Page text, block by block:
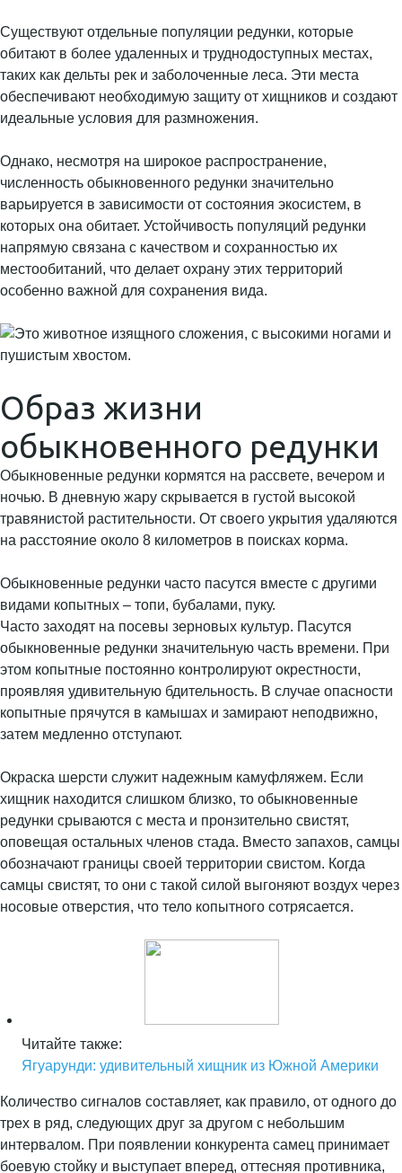
Существуют отдельные популяции редунки, которые
обитают в более удаленных и труднодоступных местах,
таких как дельты рек и заболоченные леса. Эти места
обеспечивают необходимую защиту от хищников и создают
идеальные условия для размножения.
Однако, несмотря на широкое распространение,
численность обыкновенного редунки значительно
варьируется в зависимости от состояния экосистем, в
которых она обитает. Устойчивость популяций редунки
напрямую связана с качеством и сохранностью их
местообитаний, что делает охрану этих территорий
особенно важной для сохранения вида.
Образ жизни
обыкновенного редунки
Обыкновенные редунки кормятся на рассвете, вечером и
ночью. В дневную жару скрывается в густой высокой
травянистой растительности. От своего укрытия удаляются
на расстояние около 8 километров в поисках корма.
Обыкновенные редунки часто пасутся вместе с другими
видами копытных – топи, бубалами, пуку.
Часто заходят на посевы зерновых культур. Пасутся
обыкновенные редунки значительную часть времени. При
этом копытные постоянно контролируют окрестности,
проявляя удивительную бдительность. В случае опасности
копытные прячутся в камышах и замирают неподвижно,
затем медленно отступают.
Окраска шерсти служит надежным камуфляжем. Если
хищник находится слишком близко, то обыкновенные
редунки срываются с места и пронзительно свистят,
оповещая остальных членов стада. Вместо запахов, самцы
обозначают границы своей территории свистом. Когда
самцы свистят, то они с такой силой выгоняют воздух через
носовые отверстия, что тело копытного сотрясается.
Читайте также:
Ягуарунди: удивительный хищник из Южной Америки
Количество сигналов составляет, как правило, от одного до
трех в ряд, следующих друг за другом с небольшим
интервалом. При появлении конкурента самец принимает
боевую стойку и выступает вперед, оттесняя противника,